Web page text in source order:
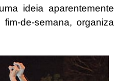
ideia aparentemente
de-semana, organiza